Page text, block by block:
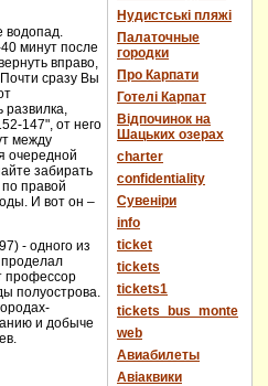
водопад.
минут после
вправо,
сразу Вы
развилка,
147", от него
между
очередной
забирать
правой
И вот он –
- одного из
проделал
профессор
полуострова.
и добыче
Нудистські пляжі
Палаточные
городки
Про Карпати
Готелі Карпат
Відпочинок на
Шацьких озерах
charter
confidentiality
Cувеніри
info
ticket
tickets
tickets1
tickets_bus_monte
web
Авиабилеты
Авіаквики